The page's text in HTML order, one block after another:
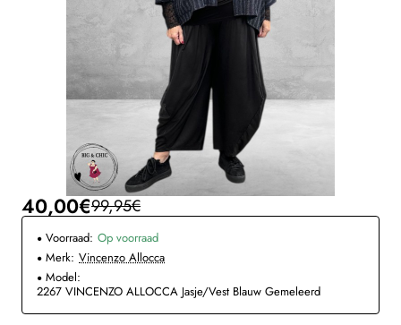
40,00€99,95€
Voorraad: Op voorraad
Merk: Vincenzo Allocca
Model:
2267 VINCENZO ALLOCCA Jasje/Vest Blauw Gemeleerd